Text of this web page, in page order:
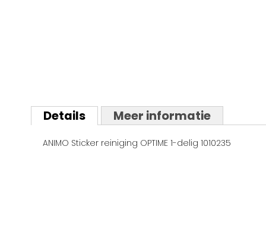
naar
het
van
Details
ANIMO Sticker reiniging OPTIME 1-delig 1010235
Meer informatie